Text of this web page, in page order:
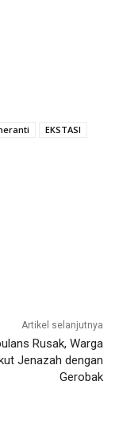
EKSTASI
Artikel selanjutnya
Rusak, Warga
Jenazah dengan
Gerobak